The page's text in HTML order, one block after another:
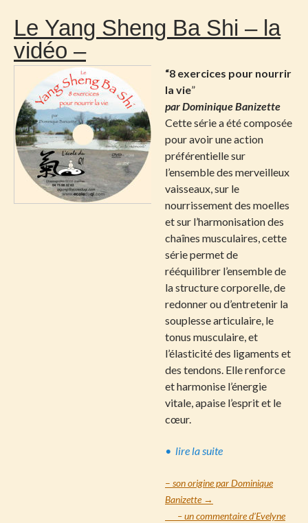
Le Yang Sheng Ba Shi – la
vidéo –
“8 exercices pour nourrir
la vie”
par Dominique Banizette
Cette série a été composée
pour avoir une action
préférentielle sur
l’ensemble des merveilleux
vaisseaux, sur le
nourrissement des moelles
et sur l’harmonisation des
chaînes musculaires, cette
série permet de
rééquilibrer l’ensemble de
la structure corporelle, de
redonner ou d’entretenir la
souplesse articulaire, le
tonus musculaire, et
l’élasticité des ligaments et
des tendons. Elle renforce
et harmonise l’énergie
vitale, apaise l’esprit et le
cœur.
• lire la suite
– son origine par Dominique
Banizette →
– un commentaire d’Evelyne